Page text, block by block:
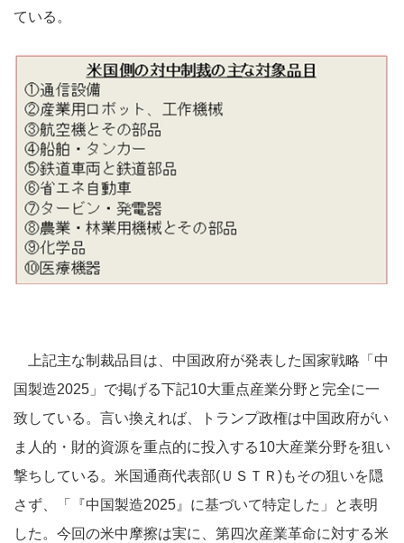
ている。
上記主な制裁品目は、中国政府が発表した国家戦略「中
国製造2025」で掲げる下記10大重点産業分野と完全に一
致している。言い換えれば、トランプ政権は中国政府がい
ま人的・財的資源を重点的に投入する10大産業分野を狙い
撃ちしている。米国通商代表部(ＵＳＴＲ)もその狙いを隠
さず、「『中国製造2025』に基づいて特定した」と表明
した。今回の米中摩擦は実に、第四次産業革命に対する米